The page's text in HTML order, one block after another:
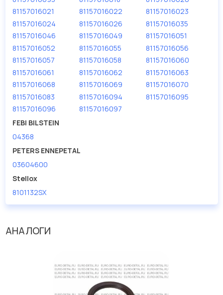
дисковые с гарантией от производителя TRUCKTEC.
Производитель TRUCKTEC
81157016021
81157016022
81157016023
81157016024
81157016026
81157016035
81157016046
81157016049
81157016051
81157016052
81157016055
81157016056
81157016057
81157016058
81157016060
81157016061
81157016062
81157016063
81157016068
81157016069
81157016070
81157016083
81157016094
81157016095
81157016096
81157016097
FEBI BILSTEIN
04368
PETERS ENNEPETAL
03604600
Stellox
8101132SX
АНАЛОГИ